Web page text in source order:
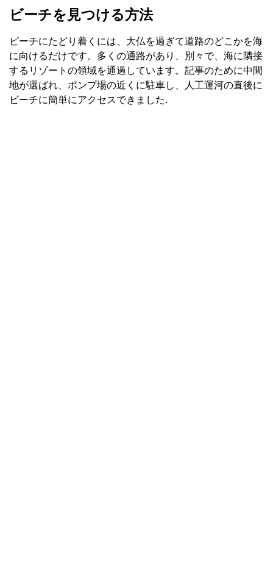
ビーチを見つける方法
ビーチにたどり着くには、大仏を過ぎて道路のどこかを海
に向けるだけです。多くの通路があり、別々で、海に隣接
するリゾートの領域を通過しています。記事のために中間
地が選ばれ、ポンプ場の近くに駐車し、人工運河の直後に
ビーチに簡単にアクセスできました.